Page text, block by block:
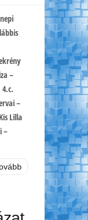
–
–
Lilla
–